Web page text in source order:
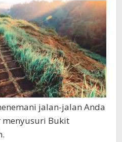
jalan-jalan Anda
menyusuri Bukit